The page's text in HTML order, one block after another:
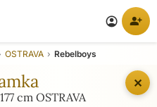
account_circle person_add
✕
OSTRAVA Rebelboys
cm OSTRAVA